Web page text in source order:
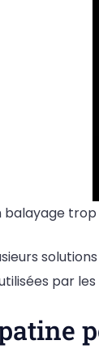
balayage
par